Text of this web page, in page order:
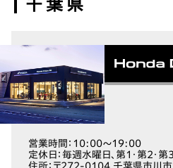
千葉県
営業時間 ：10:00～19:00
定休日 ：毎週水曜日、第1・第2・